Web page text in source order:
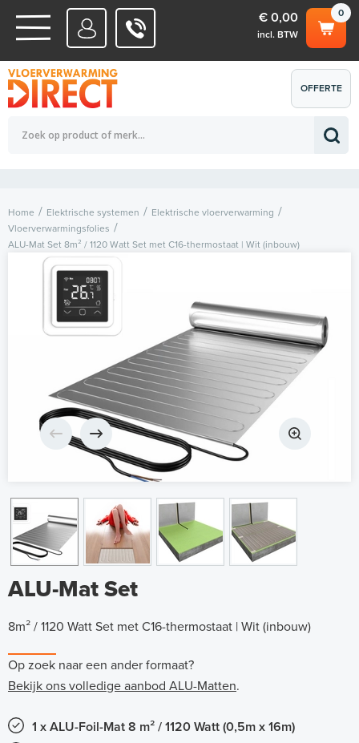
WATERSYSTEMEN
ELEKTRISCHE SYSTEMEN
0
€ 0,00
incl. BTW
Totaalbedrag (incl. BTW) € 0,00
OFFERTE
AANVRAGEN
Home Elektrische systemen
Elektrische vloerverwarming
Vloerverwarmingsfolies
ALU-Mat Set 8m² / 1120 Watt Set met C16-thermostaat | Wit (inbouw)
ALU-Mat Set
8m² / 1120 Watt Set met C16-thermostaat | Wit (inbouw)
Op zoek naar een ander formaat?
Bekijk ons volledige aanbod ALU-Matten.
1 x ALU-Foil-Mat 8 m² / 1120 Watt (0,5m x 16m)